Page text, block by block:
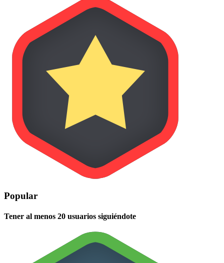
Popular
Tener al menos 20 usuarios siguiéndote